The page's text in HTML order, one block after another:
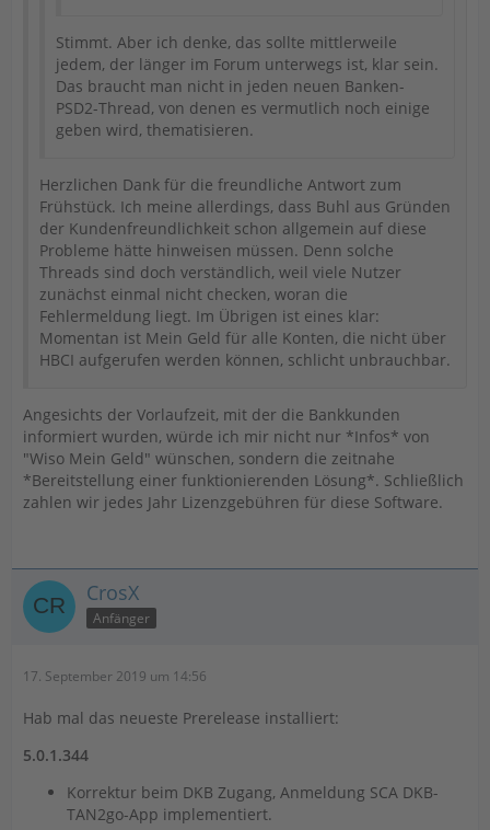
Stimmt. Aber ich denke, das sollte mittlerweile
jedem, der länger im Forum unterwegs ist, klar sein.
Das braucht man nicht in jeden neuen Banken-
PSD2-Thread, von denen es vermutlich noch einige
geben wird, thematisieren.
Herzlichen Dank für die freundliche Antwort zum
Frühstück. Ich meine allerdings, dass Buhl aus Gründen
der Kundenfreundlichkeit schon allgemein auf diese
Probleme hätte hinweisen müssen. Denn solche
Threads sind doch verständlich, weil viele Nutzer
zunächst einmal nicht checken, woran die
Fehlermeldung liegt. Im Übrigen ist eines klar:
Momentan ist Mein Geld für alle Konten, die nicht über
HBCI aufgerufen werden können, schlicht unbrauchbar.
Angesichts der Vorlaufzeit, mit der die Bankkunden
informiert wurden, würde ich mir nicht nur *Infos* von
"Wiso Mein Geld" wünschen, sondern die zeitnahe
*Bereitstellung einer funktionierenden Lösung*. Schließlich
zahlen wir jedes Jahr Lizenzgebühren für diese Software.
CrosX
Anfänger
17. September 2019 um 14:56
Hab mal das neueste Prerelease installiert:
5.0.1.344
Korrektur beim DKB Zugang, Anmeldung SCA DKB-
TAN2go-App implementiert.